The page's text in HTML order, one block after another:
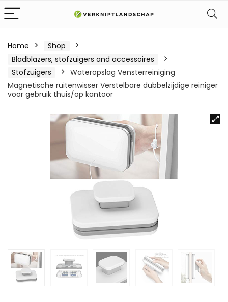
Home
Shop
Bladblazers, stofzuigers and accessoires
Stofzuigers
Wateropslag Vensterreiniging
Magnetische ruitenwisser Verstelbare dubbelzijdige reiniger
voor gebruik thuis/op kantoor